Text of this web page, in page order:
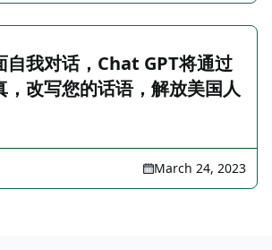
自我对话，Chat GPT将通过
，改写您的话语，解放美国人
March 24, 2023